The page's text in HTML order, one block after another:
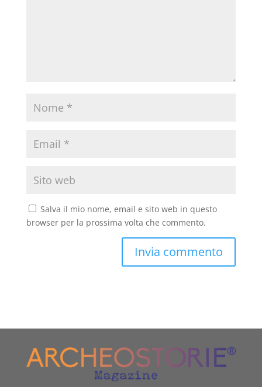
Salva il mio nome, email e sito web in questo
browser per la prossima volta che commento.